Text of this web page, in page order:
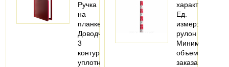
Ручка
на
планке
Доводчик
3
контура
уплотнения
характеристики
Ед.
измер:
рулон
Минимальный
объем
заказа: